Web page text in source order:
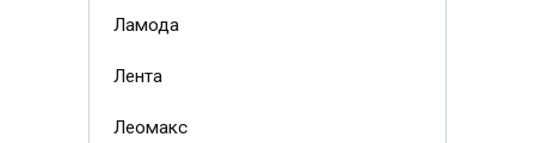
Ламода
Лента
Леомакс